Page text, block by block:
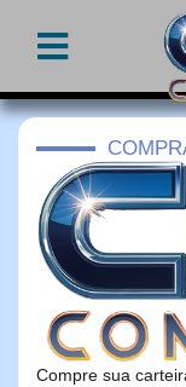
Compre sua